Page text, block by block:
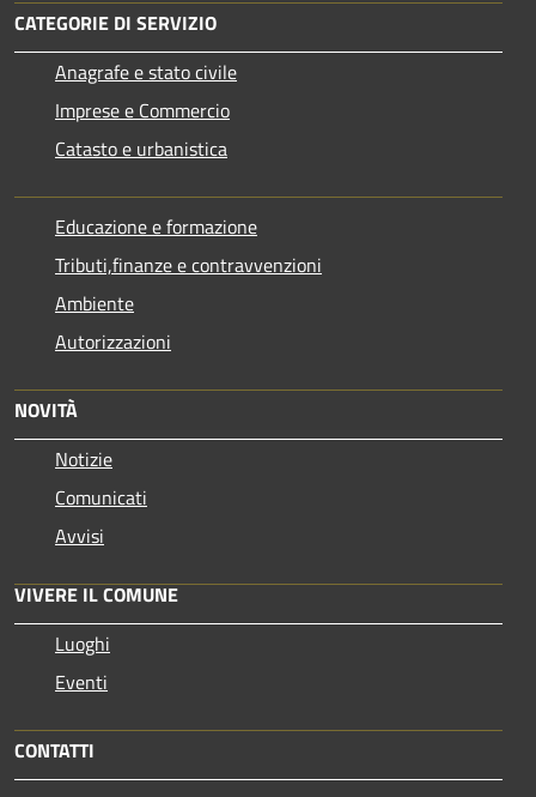
CATEGORIE DI SERVIZIO
Anagrafe e stato civile
Imprese e Commercio
Catasto e urbanistica
Educazione e formazione
Tributi,finanze e contravvenzioni
Ambiente
Autorizzazioni
NOVITÀ
Notizie
Comunicati
Avvisi
VIVERE IL COMUNE
Luoghi
Eventi
CONTATTI